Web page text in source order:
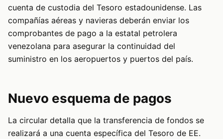
cuenta de custodia del Tesoro estadounidense. Las
compañías aéreas y navieras deberán enviar los
comprobantes de pago a la estatal petrolera
venezolana para asegurar la continuidad del
suministro en los aeropuertos y puertos del país.
Nuevo esquema de pagos
La circular detalla que la transferencia de fondos se
realizará a una cuenta específica del Tesoro de EE.